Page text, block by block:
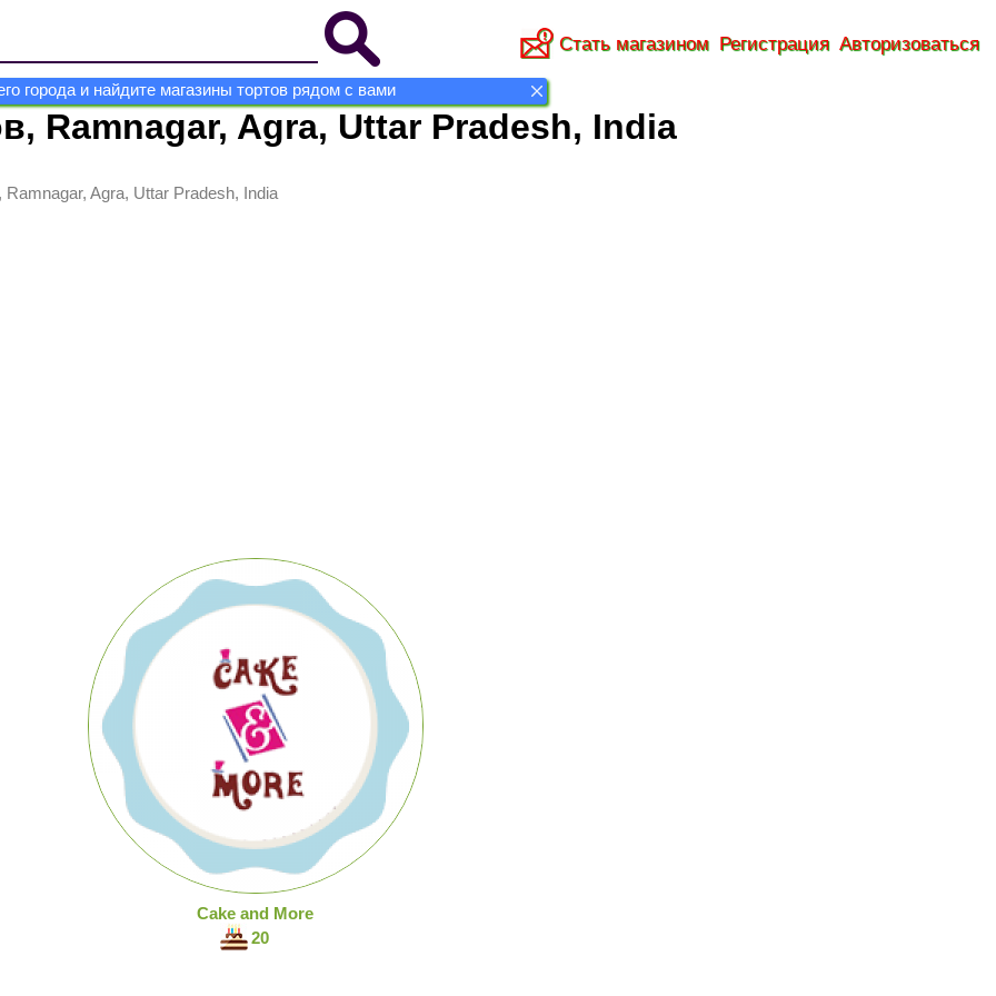
города и найдите магазины тортов рядом с вами
Стать магазином Регистрация Авторизоваться
Ramnagar, Agra, Uttar Pradesh, India
Agra, Uttar Pradesh, India
Cake and More
20